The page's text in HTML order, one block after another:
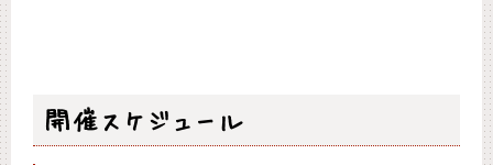
開催スケジュール